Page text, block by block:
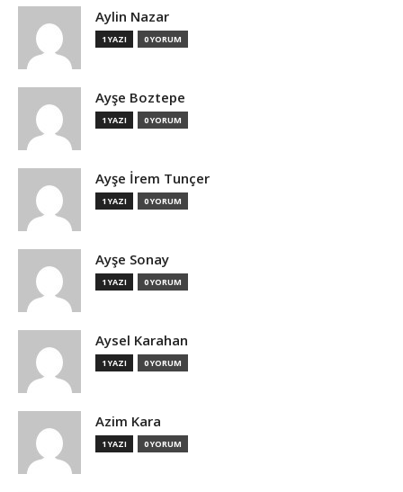
Aylin Nazar
1 YAZI 0 YORUM
Ayşe Boztepe
1 YAZI 0 YORUM
Ayşe İrem Tunçer
1 YAZI 0 YORUM
Ayşe Sonay
1 YAZI 0 YORUM
Aysel Karahan
1 YAZI 0 YORUM
Azim Kara
1 YAZI 0 YORUM